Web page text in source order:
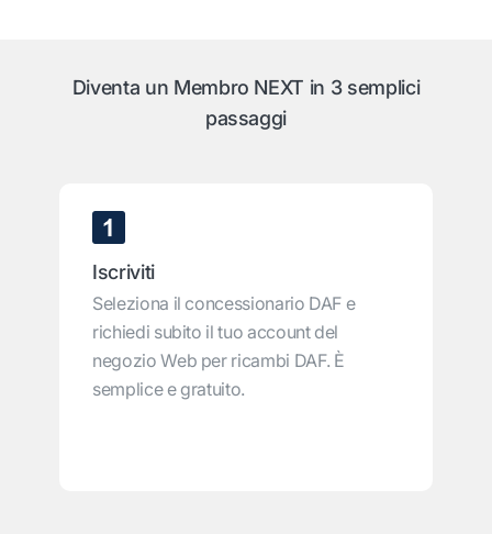
Diventa un Membro NEXT in 3 semplici
passaggi
Iscriviti
Seleziona il concessionario DAF e
richiedi subito il tuo account del
negozio Web per ricambi DAF. È
semplice e gratuito.